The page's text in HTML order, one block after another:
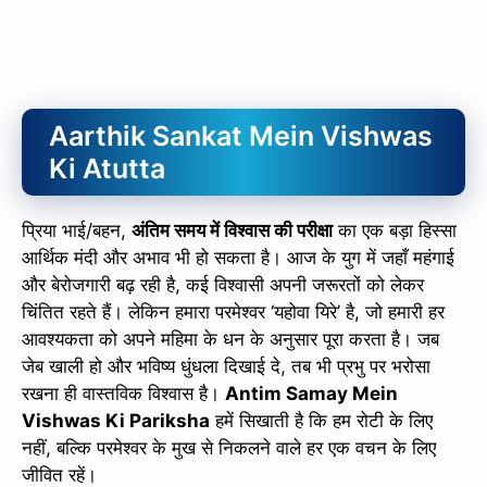
Aarthik Sankat Mein Vishwas
Ki Atutta
प्रिया भाई/बहन, अंतिम समय में विश्वास की परीक्षाका एक बड़ा हिस्सा
आर्थिक मंदी और अभाव भी हो सकता है। आज के युग में जहाँ महंगाई
और बेरोजगारी बढ़ रही है, कई विश्वासी अपनी जरूरतों को लेकर
चिंतित रहते हैं। लेकिन हमारा परमेश्वर ‘यहोवा यिरे’ है, जो हमारी हर
आवश्यकता को अपने महिमा के धन के अनुसार पूरा करता है। जब
जेब खाली हो और भविष्य धुंधला दिखाई दे, तब भी प्रभु पर भरोसा
रखना ही वास्तविक विश्वास है। Antim Samay Mein
Vishwas Ki Pariksha हमें सिखाती है कि हम रोटी के लिए
नहीं, बल्कि परमेश्वर के मुख से निकलने वाले हर एक वचन के लिए
जीवित रहें।